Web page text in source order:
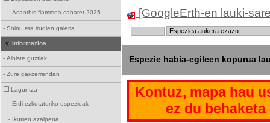
- Acanthis flammea cabaret 2025
- Soinu eta irudien galeria
Informazioa
- Albiste guztiak
- Zure gai-zerrendan
Laguntza
- Erdi ezkutaturiko espezieak
- Ikurren azalpena
[GoogleErth-en lauki-
Espezie habia-egileen kopurua
Kontuz, mapa hau
ez du